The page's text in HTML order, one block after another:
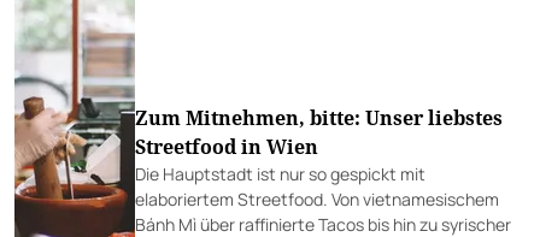
Zum Mitnehmen, bitte: Unser liebstes
Streetfood in Wien
Die Hauptstadt ist nur so gespickt mit
elaboriertem Streetfood. Von vietnamesischem
Bánh Mì über raffinierte Tacos bis hin zu syrischer